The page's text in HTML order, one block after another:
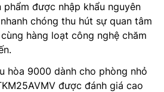
được nhập khẩu nguyên
chóng thu hút sự quan tâm
hàng loạt công nghệ chăm
hòa 9000 dành cho phòng nhỏ
được đánh giá cao